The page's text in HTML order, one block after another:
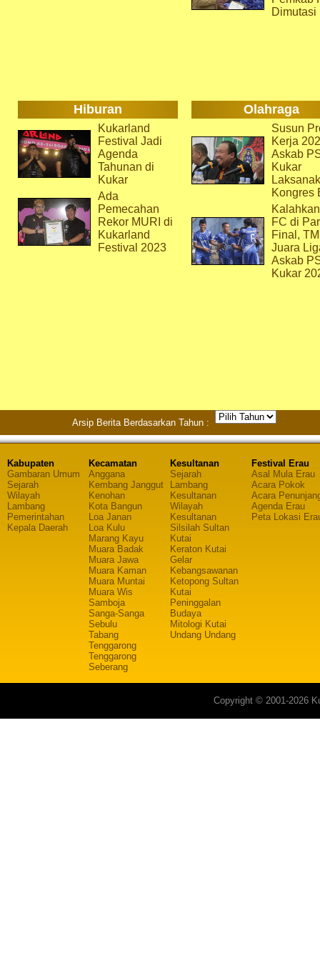
Dimutasi
Hiburan Olahraga
Kukarland
Festival Jadi
Agenda
Tahunan di
Kukar
Ada
Pemecahan
Rekor MURI di
Kukarland
Festival 2023
Susun
Kerja
Askab
Kukar
Kongres
FC di
Final,
Juara
Askab
Kukar
Arsip Berita Berdasarkan Tahun :
Kabupaten
Gambaran Umum
Sejarah
Wilayah
Lambang
Pemerintahan
Kepala Daerah
Kecamatan
Anggana
Kembang Janggut
Kenohan
Kota Bangun
Loa Janan
Loa Kulu
Marang Kayu
Muara Badak
Muara Jawa
Muara Kaman
Muara Muntai
Muara Wis
Samboja
Sanga-Sanga
Sebulu
Tabang
Tenggarong
Tenggarong
Seberang
Kesultanan
Sejarah
Lambang
Kesultanan
Wilayah
Kesultanan
Silsilah Sultan
Kutai
Keraton Kutai
Gelar
Kebangsawanan
Ketopong Sultan
Kutai
Peninggalan
Budaya
Mitologi Kutai
Undang Undang
Festival Erau
Asal Mula Erau
Acara Pokok
Acara
Agenda Erau
Peta Lokasi
Copyright © 2001-2026